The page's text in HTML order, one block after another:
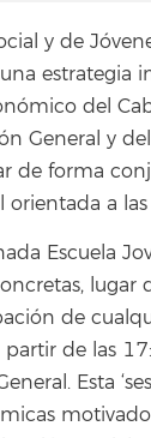
y de
estrategia
del
General y
de forma
a
Escuela
de
de las
Esta